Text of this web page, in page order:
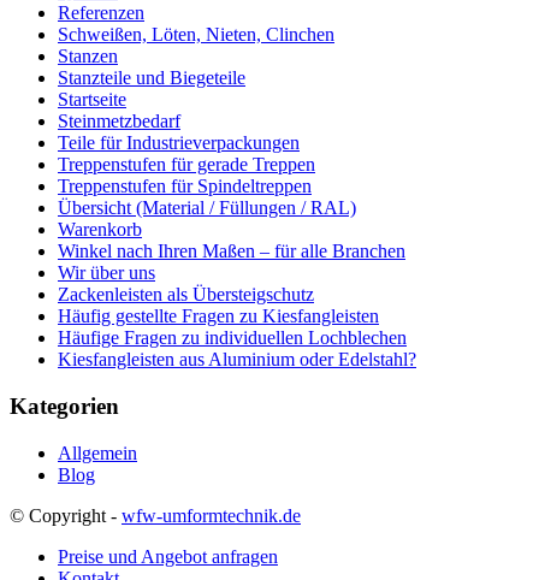
Referenzen
Schweißen, Löten, Nieten, Clinchen
Stanzen
Stanzteile und Biegeteile
Startseite
Steinmetzbedarf
Teile für Industrieverpackungen
Treppenstufen für gerade Treppen
Treppenstufen für Spindeltreppen
Übersicht (Material / Füllungen / RAL)
Warenkorb
Winkel nach Ihren Maßen – für alle Branchen
Wir über uns
Zackenleisten als Übersteigschutz
Häufig gestellte Fragen zu Kiesfangleisten
Häufige Fragen zu individuellen Lochblechen
Kiesfangleisten aus Aluminium oder Edelstahl?
Kategorien
Allgemein
Blog
© Copyright - wfw-umformtechnik.de
Preise und Angebot anfragen